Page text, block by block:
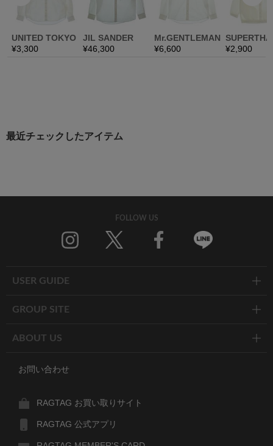
最近チェックしたアイテム
FOLLOW US
USER GUIDE
GROUP SITE
ABOUT US
お問い合わせ
RAGTAG お買い取りサイト
RAGTAG 公式アプリ